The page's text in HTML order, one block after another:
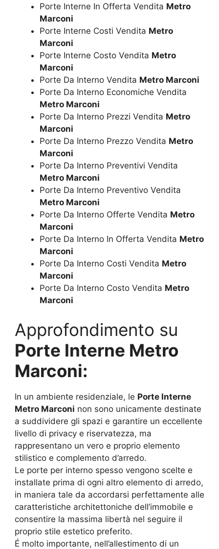
Porte Interne In Offerta Vendita Metro
Marconi
Porte Interne Costi Vendita Metro
Marconi
Porte Interne Costo Vendita Metro
Marconi
Porte Da Interno Vendita Metro Marconi
Porte Da Interno Economiche Vendita
Metro Marconi
Porte Da Interno Prezzi Vendita Metro
Marconi
Porte Da Interno Prezzo Vendita Metro
Marconi
Porte Da Interno Preventivi Vendita
Metro Marconi
Porte Da Interno Preventivo Vendita
Metro Marconi
Porte Da Interno Offerte Vendita Metro
Marconi
Porte Da Interno In Offerta Vendita Metro
Marconi
Porte Da Interno Costi Vendita Metro
Marconi
Porte Da Interno Costo Vendita Metro
Marconi
Approfondimento su
Porte Interne Metro
Marconi:
In un ambiente residenziale, le Porte Interne
Metro Marconi non sono unicamente destinate
a suddividere gli spazi e garantire un eccellente
livello di privacy e riservatezza, ma
rappresentano un vero e proprio elemento
stilistico e complemento d’arredo.
Le porte per interno spesso vengono scelte e
installate prima di ogni altro elemento di arredo,
in maniera tale da accordarsi perfettamente alle
caratteristiche architettoniche dell’immobile e
consentire la massima libertà nel seguire il
proprio stile estetico preferito.
É molto importante, nell’allestimento di un